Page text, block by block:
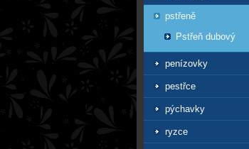
pstřeně
Pstřeň dubový
penízovky
pestřce
pýchavky
ryzce